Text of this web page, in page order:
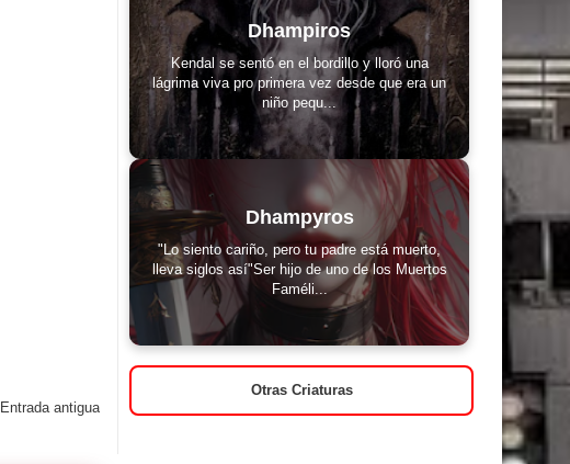
Entrada antigua
Dhampiros
Kendal se sentó en el bordillo y lloró una
lágrima viva pro primera vez desde que era un
niño pequ...
Dhampyros
"Lo siento cariño, pero tu padre está muerto,
lleva siglos así"Ser hijo de uno de los Muertos
Faméli...
Otras Criaturas